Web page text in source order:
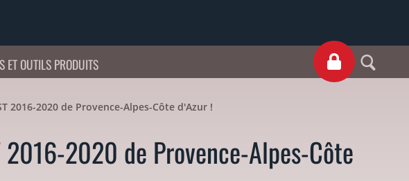
ET OUTILS PRODUITS
2016-2020 de Provence-Alpes-Côte d'Azur !
2020 de Provence-Alpes-Côte